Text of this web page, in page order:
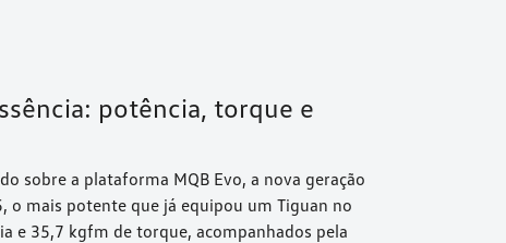
potência, torque e
sobre a plataforma MQB Evo, a nova geração
o mais potente que já equipou um Tiguan no
e 35,7 kgfm de torque, acompanhados pela